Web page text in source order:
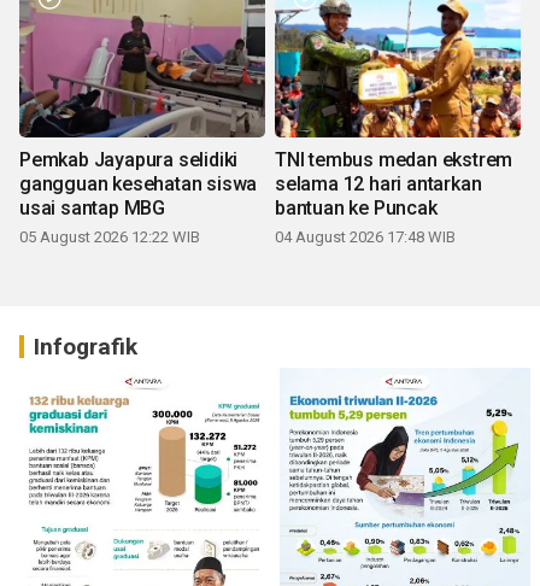
Pemkab Jayapura selidiki
gangguan kesehatan siswa
usai santap MBG
05 August 2026 12:22 WIB
TNI tembus medan ekstrem
selama 12 hari antarkan
bantuan ke Puncak
04 August 2026 17:48 WIB
Infografik